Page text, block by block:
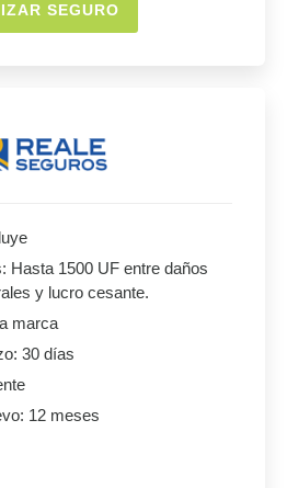
SEGURO
Hasta 1500 UF entre daños
y lucro cesante.
marca
30 días
12 meses